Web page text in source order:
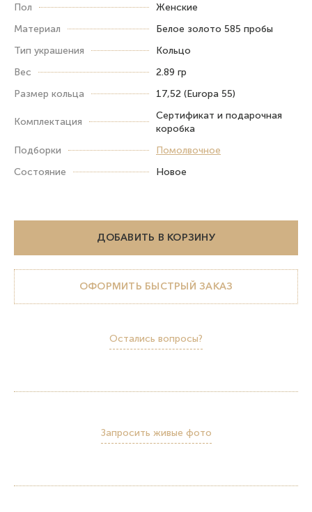
Пол
Женские
Материал
Белое золото 585 пробы
Тип украшения
Кольцо
Вес
2.89 гр
Размер кольца
17,52 (Europa 55)
Комплектация
Сертификат и подарочная
коробка
Подборки
Помолвочное
Состояние
Новое
ДОБАВИТЬ В КОРЗИНУ
ОФОРМИТЬ БЫСТРЫЙ ЗАКАЗ
Остались вопросы?
Запросить живые фото